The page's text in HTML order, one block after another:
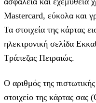
Mastercard, εύκολα και
Τα στοιχεία της κάρτας
ηλεκτρονική σελίδα
Τράπεζας Πειραιώς.
Ο αριθμός της
στοιχείο της κάρτας